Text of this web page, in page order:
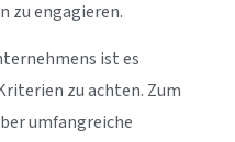
zu engagieren.
ist es
zu achten. Zum
umfangreiche